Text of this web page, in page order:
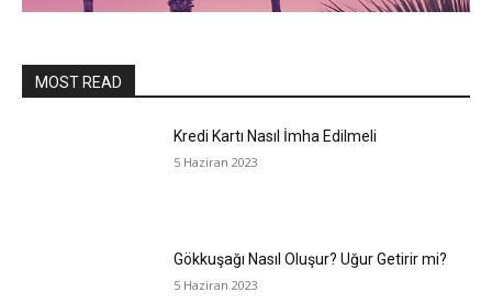
MOST READ
Kredi Kartı Nasıl İmha Edilmeli
5 Haziran 2023
Gökkuşağı Nasıl Oluşur? Uğur Getirir mi?
5 Haziran 2023